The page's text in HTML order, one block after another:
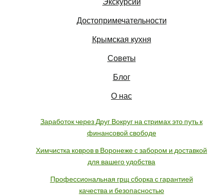
Достопримечательности
Крымская кухня
Советы
Блог
О нас
Заработок через Друг Вокруг на стримах это путь к
финансовой свободе
Химчистка ковров в Воронеже с забором и доставкой
для вашего удобства
Профессиональная грщ сборка с гарантией
качества и безопасностью